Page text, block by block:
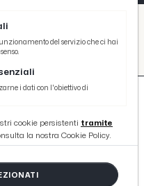
del servizio che ci hai
i dati con l'obiettivo di
cookie persistenti tramite
la nostra Cookie Policy.